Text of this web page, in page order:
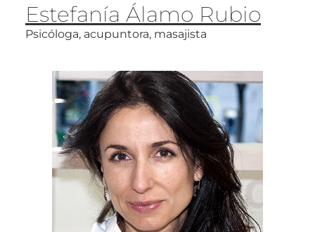
Estefanía Álamo Rubio
Psicóloga, acupuntora, masajista